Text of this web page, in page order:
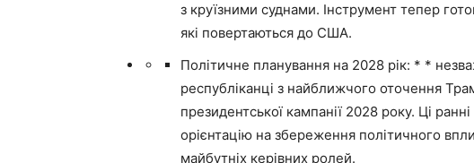
з круїзними суднами. Інструмент тепер
які повертаються до США.
Політичне планування на 2028 рік: * *
республіканці з найближчого оточення
президентської кампанії 2028 року. Ці
орієнтацію на збереження політичного
майбутніх керівних ролей.